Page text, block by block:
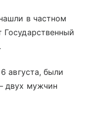
в частном
августа, были
двух мужчин